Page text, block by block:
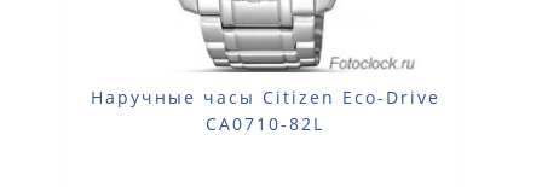
Наручные часы Citizen Eco-Drive
CA0710-82L